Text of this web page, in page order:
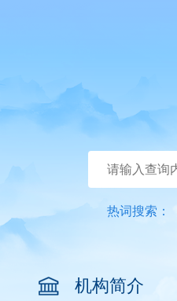
热词搜索：
机构简介